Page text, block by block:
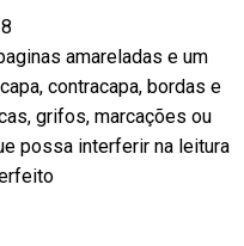
amareladas e um
contracapa, bordas e
grifos, marcações ou
possa interferir na leitura